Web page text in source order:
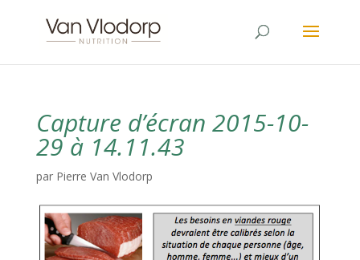
Capture d’écran 2015-10-
29 à 14.11.43
par Pierre Van Vlodorp